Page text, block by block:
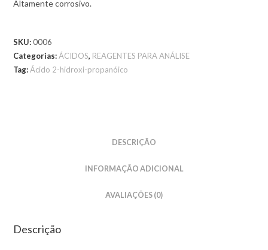
Altamente corrosivo.
SKU:0006
Categorias:ÁCIDOS, REAGENTES PARA ANÁLISE
Tag:Ácido 2-hidroxi-propanóico
DESCRIÇÃO
INFORMAÇÃO ADICIONAL
AVALIAÇÕES (0)
Descrição